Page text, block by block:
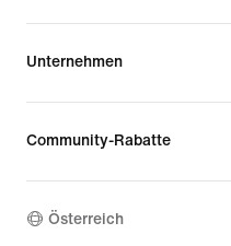
Unternehmen
Community-Rabatte
Österreich